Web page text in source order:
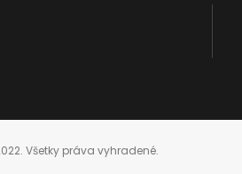
Všetky práva vyhradené.